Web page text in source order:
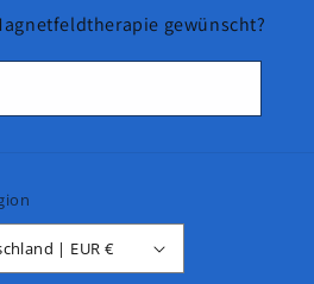
gewünscht?
Deutschland | EUR €